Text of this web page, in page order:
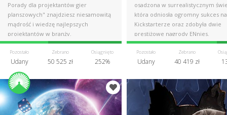
Porady dla projektantów gier
planszowych" znajdziesz niesamowitą
mądrość i wiedzę najlepszych
projektantów w branży.
Pozostało
Udany
Zebrano
50 525 zł
Osiągnięto
252%
osadzona w surrealistycznym
która odniosła ogromny sukces na
Kickstarterze oraz zdobyła dwie
prestiżowe nagrody ENnies.
Pozostało
Udany
Zebrano
40 419 zł